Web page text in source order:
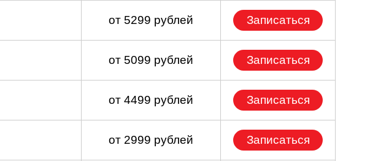
от 5299 рублей Записаться
от 5099 рублей Записаться
от 4499 рублей Записаться
от 2999 рублей Записаться